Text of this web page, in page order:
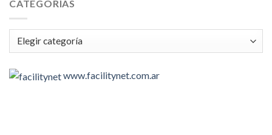
CATEGORÍAS
Categorías
www.facilitynet.com.ar